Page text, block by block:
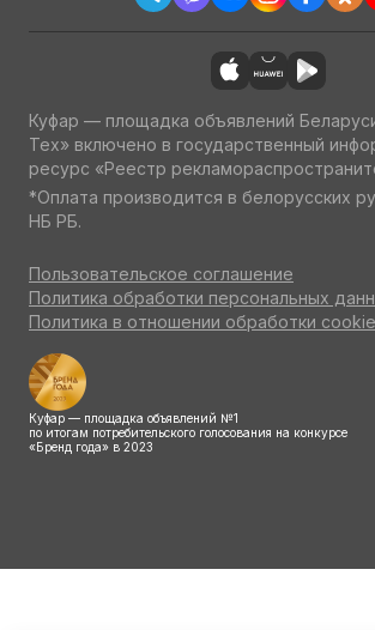
Куфар — площадка объявлений
Тех» включено в государственный
ресурс «Реестр
*Оплата производится в белорусских
НБ РБ.
Пользовательское соглашение
Политика обработки персональных
Политика в отношении обработки cookie
Куфар — площадка объявлений №1
по итогам потребительского голосования на конкурсе
«Бренд года» в 2023